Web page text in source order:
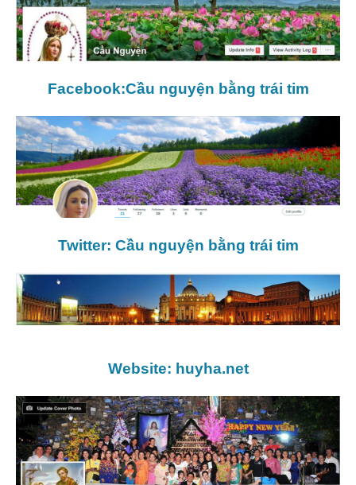
Facebook:Cầu nguyện bằng trái tim
Twitter: Cầu nguyện bằng trái tim
Website: huyha.net